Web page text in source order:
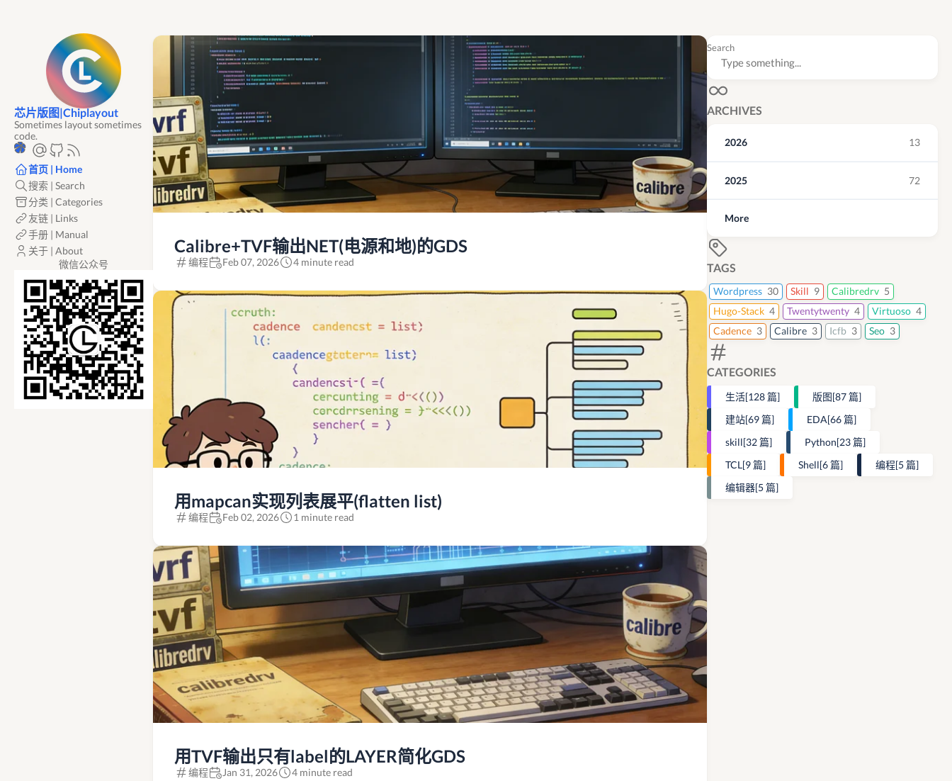
芯片版图|Chiplayout
Sometimes layout sometimes
code.
首页 | Home
搜索 | Search
分类 | Categories
友链 | Links
手册 | Manual
关于 | About
微信公众号
Search
ARCHIVES
2026 13
2025 72
More
TAGS
Wordpress 30 Skill 9 Calibredrv 5
Hugo-Stack 4 Twentytwenty 4 Virtuoso 4
Cadence 3 Calibre 3 Icfb 3 Seo 3
CATEGORIES
生活[128 篇] 版图[87 篇]
建站[69 篇] EDA[66 篇]
skill[32 篇] Python[23 篇]
TCL[9 篇] Shell[6 篇] 编程[5 篇]
编辑器[5 篇]
Calibre+TVF输出NET(电源和地)的GDS
编程 Feb 07, 2026 4 minute read
用mapcan实现列表展平(flatten list)
编程 Feb 02, 2026 1 minute read
用TVF输出只有label的LAYER简化GDS
编程 Jan 31, 2026 4 minute read